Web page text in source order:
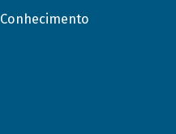
Conhecimento